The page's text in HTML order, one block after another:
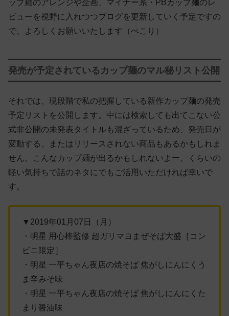
ップ麺のアレンジや企画、マイナー系・PBカップ麺のレ
ビューを視野に入れつつブログを更新していく予定ですの
で、よろしくお願いいたします（ぺこり）
発売が予定されているカップ麺のマル秘リスト公開
それでは、現段階で私の把握している新作カップ麺の発売
予定リストを公開します。中には検索しても出てこない公
式非公開の未発表タイトルも混ざっているため、発売日が
変動する、またはリリースされない商品もあるかもしれま
せん。こんなカップ麺が出るかもしれないよー、くらいの
軽い気持ちで話のネタにでもご活用いただければ幸いで
す。
▼2019年01月07日（月）
・明星 用心棒監修 超ガリマヨまぜそば大盛［コン
ビニ限定］
・明星 一平ちゃん夜店の焼そば 焦がしにんにくう
ま辛みそ味
・明星 一平ちゃん夜店の焼そば 焦がしにんにくた
まり醤油味